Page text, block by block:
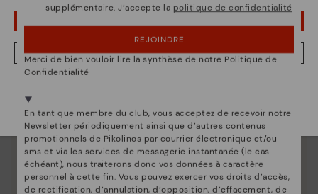
NON, JE VEUX ALLER SUR LE SITE WEB DU BELGIQUE
supplémentaire. J’accepte la politique de confidentialité
REJOINDRE
Merci de bien vouloir lire la synthèse de notre Politique de
Confidentialité
En tant que membre du club, vous acceptez de recevoir notre
Newsletter périodiquement ainsi que d’autres contenus
promotionnels de Pikolinos par courrier électronique et/ou
sms et via les services de messagerie instantanée (le cas
échéant), nous traiterons donc vos données à caractère
personnel à cette fin. Vous pouvez exercer vos droits d’accès,
de rectification, d’annulation, d’opposition, d’effacement, de